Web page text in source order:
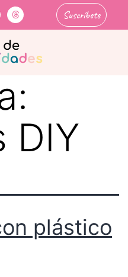
Suscríbete
DIY
plástico